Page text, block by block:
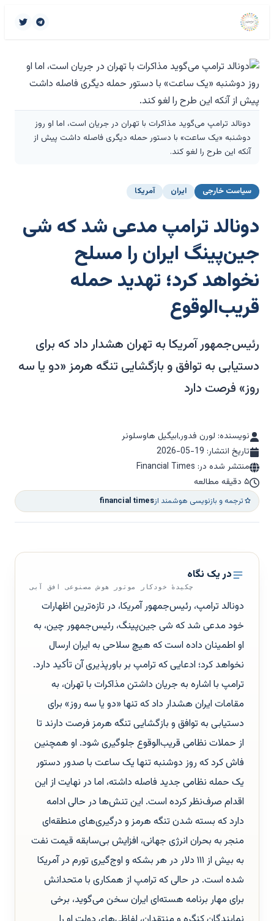
دونالد ترامپ می‌گوید مذاکرات با تهران در جریان است، اما او روز
دوشنبه «یک ساعت» با دستور حمله دیگری فاصله داشت پیش از
آنکه این طرح را لغو کند.
سیاست خارجی ایران آمریکا
دونالد ترامپ مدعی شد که شی
جین‌پینگ ایران را مسلح
نخواهد کرد؛ تهدید حمله
قریب‌الوقوع
رئیس‌جمهور آمریکا به تهران هشدار داد که برای
دستیابی به توافق و بازگشایی تنگه هرمز «دو یا سه
روز» فرصت دارد
نویسنده: لورن فدور,ابیگیل هاوسلونر
تاریخ انتشار: 2026-05-19
منتشر شده در: Financial Times
۵ دقیقه مطالعه
ترجمه و بازنویسی هوشمند ازfinancial times
در یک نگاه
چکیدهٔ خودکار موتور هوش مصنوعی افق آبی
دونالد ترامپ، رئیس‌جمهور آمریکا، در تازه‌ترین اظهارات
خود مدعی شد که شی جین‌پینگ، رئیس‌جمهور چین، به
او اطمینان داده است که هیچ سلاحی به ایران ارسال
نخواهد کرد؛ ادعایی که ترامپ بر باورپذیری آن تأکید دارد.
ترامپ با اشاره به جریان داشتن مذاکرات با تهران، به
مقامات ایران هشدار داد که تنها «دو یا سه روز» برای
دستیابی به توافق و بازگشایی تنگه هرمز فرصت دارند تا
از حملات نظامی قریب‌الوقوع جلوگیری شود. او همچنین
فاش کرد که روز دوشنبه تنها یک ساعت با صدور دستور
یک حمله نظامی جدید فاصله داشته، اما در نهایت از این
اقدام صرف‌نظر کرده است. این تنش‌ها در حالی ادامه
دارد که بسته شدن تنگه هرمز و درگیری‌های منطقه‌ای
منجر به بحران انرژی جهانی، افزایش بی‌سابقه قیمت نفت
به بیش از ۱۱۱ دلار در هر بشکه و اوج‌گیری تورم در آمریکا
شده است. در حالی که ترامپ از همکاری با متحدانش
برای مهار برنامه هسته‌ای ایران سخن می‌گوید، برخی